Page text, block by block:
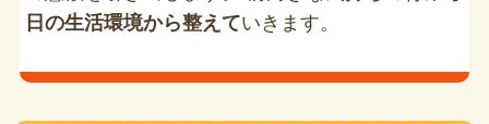
日の生活環境から整えていきます。